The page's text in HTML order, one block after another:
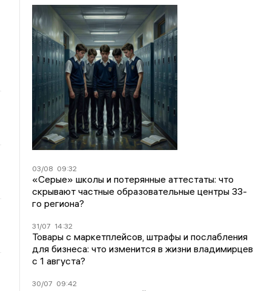
03/08 09:32
«Серые» школы и потерянные аттестаты: что
скрывают частные образовательные центры 33-
го региона?
31/07 14:32
Товары с маркетплейсов, штрафы и послабления
для бизнеса: что изменится в жизни владимирцев
с 1 августа?
30/07 09:42